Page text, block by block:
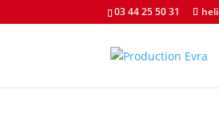
03 44 25 50 31